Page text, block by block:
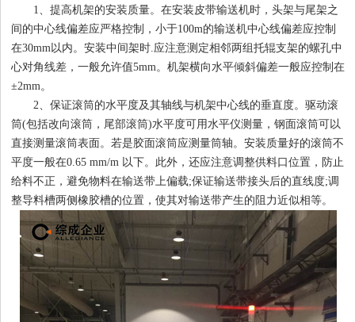
1、提高机架的安装质量。在安装皮带输送机时，头架与尾架之
间的中心线偏差应严格控制，小于100m的输送机中心线偏差应控制
在30mm以内。安装中间架时.应注意测定相邻两组托辊支架的螺孔中
心对角线差，一般允许值5mm。机架横向水平倾斜偏差一般应控制在
±2mm。
2、保证滚筒的水平度及其轴线与机架中心线的垂直度。驱动滚
筒(包括改向滚筒，尾部滚筒)水平度可用水平仪测量，钢面滚筒可以
直接测量滚筒表面。若是胶面滚筒应测量筒轴。安装质量好的滚筒不
平度一般在0.65 mm/m 以下。此外，还应注意调整供料口位置，防止
给料不正，避免物料在输送带上偏载;保证输送带接头后的直线度;调
整导料槽两侧橡胶槽的位置，使其对输送带产生的阻力近似相等。